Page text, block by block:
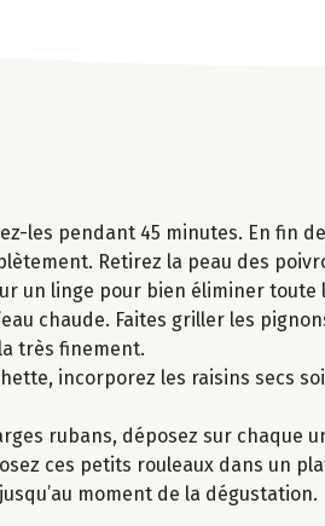
les pendant 45 minutes. En fin
Retirez la peau des
un linge pour bien éliminer toute
chaude. Faites griller les
très finement.
incorporez les raisins secs
rubans, déposez sur chaque
ces petits rouleaux dans un
moment de la dégustation.